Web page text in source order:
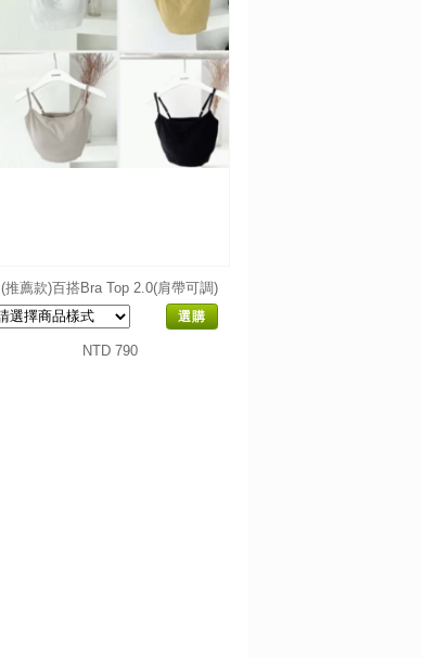
(推薦款)百搭Bra Top 2.0(肩帶可調)
選購
NTD 790